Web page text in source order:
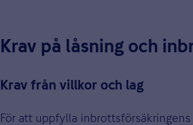
Krav på låsning och
Krav från villkor och lag
För att uppfylla